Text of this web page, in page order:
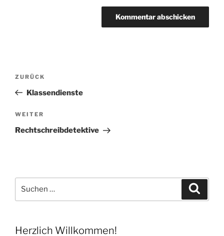
Beitragsnavigation
Vorheriger
Beitrag
ZURÜCK
Klassendienste
Nächster
Beitrag
WEITER
Rechtschreibdetektive
nach:
Herzlich Willkommen!